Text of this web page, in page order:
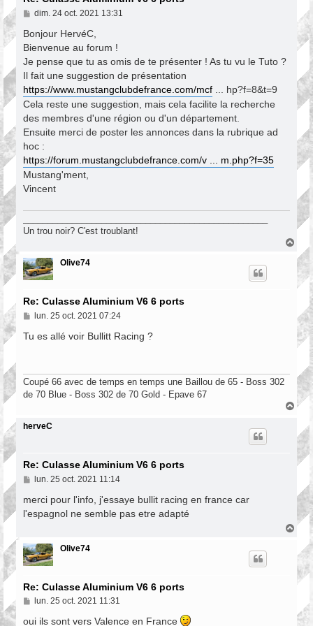
M
s
a
g
e
dim. 24 oct. 2021 13:31
Bonjour HervéC,
Bienvenue au forum !
Je pense que tu as omis de te présenter ! As tu vu le Tuto ?
Il fait une suggestion de présentation
https://www.mustangclubdefrance.com/mcf ... hp?f=8&t=9
Cela reste une suggestion, mais cela facilite la recherche
des membres d'une région ou d'un département.
Ensuite merci de poster les annonces dans la rubrique ad
hoc :
https://forum.mustangclubdefrance.com/v ... m.php?f=35
Mustang'ment,
Vincent
Un trou noir? C'est troublant!
u
Olive74
Re: Culasse Aluminium V6 6 ports
M
s
e
lun. 25 oct. 2021 07:24
Tu es allé voir Bullitt Racing ?
Coupé 66 avec de temps en temps une Baillou de 65 - Boss 302
de 70 Blue - Boss 302 de 70 Gold - Epave 67
H
t
herveC
Re: Culasse Aluminium V6 6 ports
M
s
a
lun. 25 oct. 2021 11:14
merci pour l'info, j'essaye bullit racing en france car
l'espagnol ne semble pas etre adapté
t
Olive74
Re: Culasse Aluminium V6 6 ports
M
s
lun. 25 oct. 2021 11:31
oui ils sont vers Valence en France